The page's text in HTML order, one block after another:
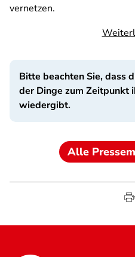
vernetzen.
Bitte beachten Sie, dass
der Dinge zum Zeitpunkt
wiedergibt.
Alle